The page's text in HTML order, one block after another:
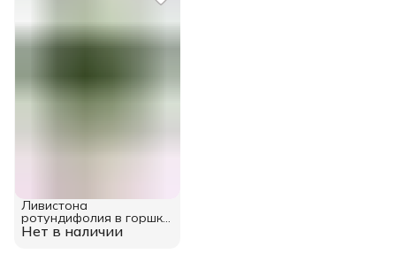
Нет в наличии
Ливистона
ротундифолия в горшке
12 см